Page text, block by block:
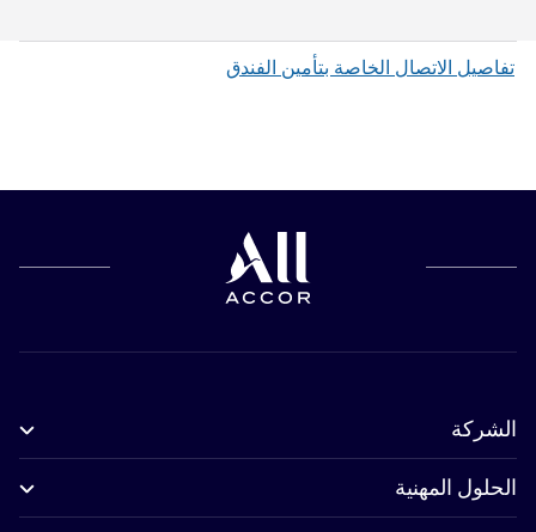
تفاصيل الاتصال الخاصة بتأمين الفندق
الشركة
الحلول المهنية